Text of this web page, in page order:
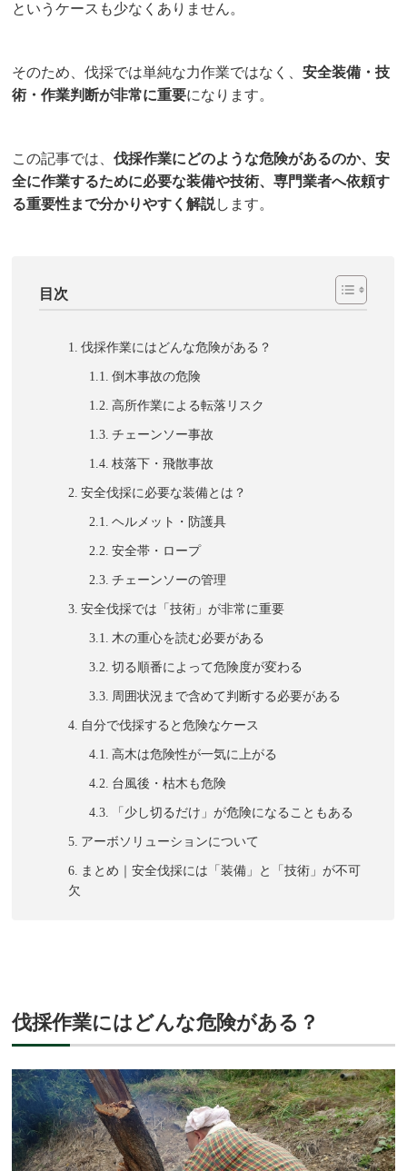
というケースも少なくありません。
そのため、伐採では単純な力作業ではなく、安全装備・技
術・作業判断が非常に重要になります。
この記事では、伐採作業にどのような危険があるのか、安
全に作業するために必要な装備や技術、専門業者へ依頼す
る重要性まで分かりやすく解説します。
目次
伐採作業にはどんな危険がある？
倒木事故の危険
高所作業による転落リスク
チェーンソー事故
枝落下・飛散事故
安全伐採に必要な装備とは？
ヘルメット・防護具
安全帯・ロープ
チェーンソーの管理
安全伐採では「技術」が非常に重要
木の重心を読む必要がある
切る順番によって危険度が変わる
周囲状況まで含めて判断する必要がある
自分で伐採すると危険なケース
高木は危険性が一気に上がる
台風後・枯木も危険
「少し切るだけ」が危険になることもある
アーボソリューションについて
まとめ｜安全伐採には「装備」と「技術」が不可
欠
伐採作業にはどんな危険がある？